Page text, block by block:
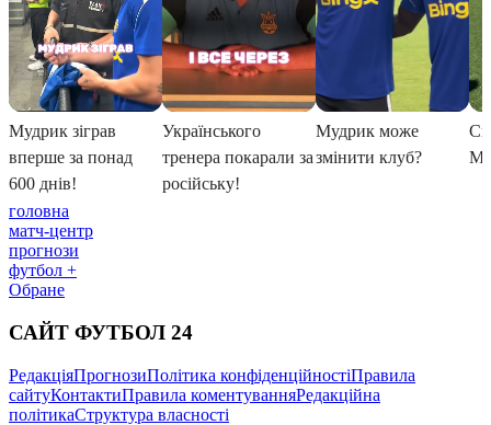
головна
матч-центр
прогнози
футбол +
Обране
САЙТ ФУТБОЛ 24
РедакціяПрогнозиПолітика конфіденційностіПравила
сайтуКонтактиПравила коментуванняРедакційна
політикаСтруктура власності